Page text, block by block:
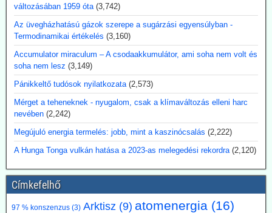
5 évvel előbbre hozott - klímacélok eltörlését kéri
Markus Krebber, az RWE vezérigazgatója azt követeli, hogy
hosszabbítsák meg a német klímacélok elérése határidejét, és a
klímasemlegességet 2045-ről 2050-re halasszák el. Úgy véli, hogy a
korábbi, az EU 2050-es célévétől eltérő német „különút” gazdasági
szempontból káros és klímapolitikai szempontból hatástalan.
Vassiliadis, szakszervezeti vezetője támogatja a kezdeményezést,
mivel a magas energiaköltségek, a gyenge konjunktúra és a rövid
beruházási határidők elsősorban az energiaintenzív vállalkozásokat
terhelik. A törvényes cél azonban továbbra is érvényben marad,
amíg a Bundestag nem módosítja az éghajlatvédelmi törvényt.
Kommentárunk: Az öt év halasztás kb. annyit jelent, mint
fuldoklónak a szalmaszál. És evvel a két idézett vezető is tisztában
van.
2026.07.17. Műszaki Magazin: A BME kutatói
segítenek kideríteni, hogyan lehetne Budapestre
változásában 1959 óta (3,742)
Az üvegházhatású gázok szerepe a sugárzási egyensúlyban -
Termodinamikai értékelés (3,160)
Accumulator miraculum – A csodaakkumulátor, ami soha nem volt és
soha nem lesz (3,149)
Pánikkeltő tudósok nyilatkozata (2,573)
Mérget a teheneknek - nyugalom, csak a klímaváltozás elleni harc
nevében (2,242)
Megújuló energia termelés: jobb, mint a kaszinócsalás (2,222)
A Hunga Tonga vulkán hatása a 2023-as melegedési rekordra (2,120)
Címkefelhő
97 % konszenzus (3) Arktisz (9) atomenergia (16)